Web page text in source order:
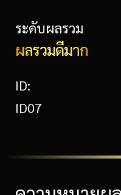
ระดับผลรวม
ผลรวมดีมาก
ID:
ID07